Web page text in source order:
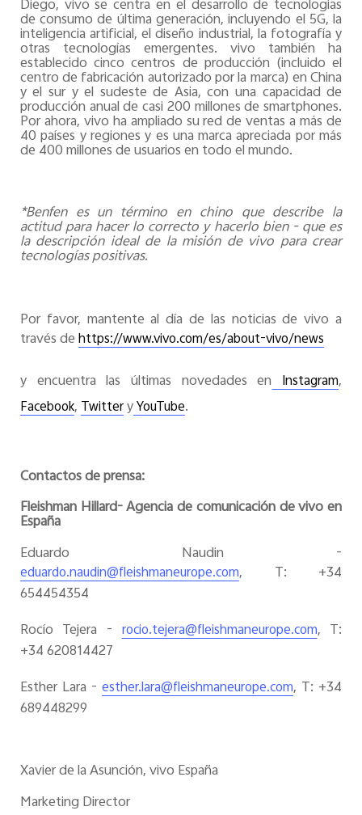
Diego, vivo se centra en el desarrollo de tecnologías
de consumo de última generación, incluyendo el 5G, la
inteligencia artificial, el diseño industrial, la fotografía y
otras tecnologías emergentes. vivo también ha
establecido cinco centros de producción (incluido el
centro de fabricación autorizado por la marca) en China
y el sur y el sudeste de Asia, con una capacidad de
producción anual de casi 200 millones de smartphones.
Por ahora, vivo ha ampliado su red de ventas a más de
40 países y regiones y es una marca apreciada por más
de 400 millones de usuarios en todo el mundo.
*Benfen es un término en chino que describe la
actitud para hacer lo correcto y hacerlo bien - que es
la descripción ideal de la misión de vivo para crear
tecnologías positivas.
Por favor, mantente al día de las noticias de vivo a
través dehttps://www.vivo.com/es/about-vivo/news
y encuentra las últimas novedades en Instagram,
Facebook, TwitteryYouTube.
Contactos de prensa:
Fleishman Hillard- Agencia de comunicación de vivo en
España
Eduardo Naudin -
eduardo.naudin@fleishmaneurope.com, T: +34
654454354
Rocío Tejera - rocio.tejera@fleishmaneurope.com, T:
+34 620814427
Esther Lara -esther.lara@fleishmaneurope.com, T: +34
689448299
Xavier de la Asunción, vivo España
Marketing Director